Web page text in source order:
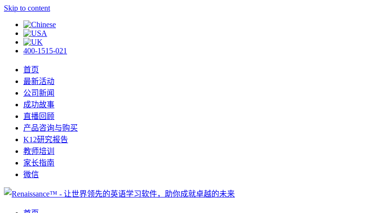
Skip to content
400-1515-021
首页
最新活动
公司新闻
成功故事
直播回顾
产品咨询与购买
K12研究报告
教师培训
家长指南
微信